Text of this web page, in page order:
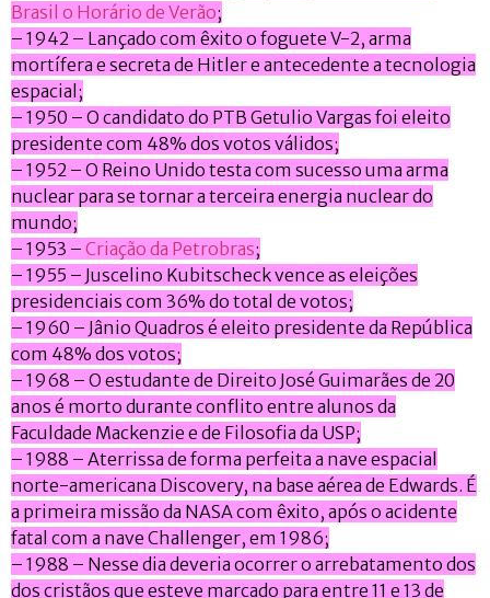
Brasil o Horário de Verão;
– 1942 – Lançado com êxito o foguete V-2, arma
mortífera e secreta de Hitler e antecedente a tecnologia
espacial;
– 1950 – O candidato do PTB Getulio Vargas foi eleito
presidente com 48% dos votos válidos;
– 1952 – O Reino Unido testa com sucesso uma arma
nuclear para se tornar a terceira energia nuclear do
mundo;
– 1953 – Criação da Petrobras;
– 1955 – Juscelino Kubitscheck vence as eleições
presidenciais com 36% do total de votos;
– 1960 – Jânio Quadros é eleito presidente da República
com 48% dos votos;
– 1968 – O estudante de Direito José Guimarães de 20
anos é morto durante conflito entre alunos da
Faculdade Mackenzie e de Filosofia da USP;
– 1988 – Aterrissa de forma perfeita a nave espacial
norte-americana Discovery, na base aérea de Edwards. É
a primeira missão da NASA com êxito, após o acidente
fatal com a nave Challenger, em 1986;
– 1988 – Nesse dia deveria ocorrer o arrebatamento dos
dos cristãos que esteve marcado para entre 11 e 13 de